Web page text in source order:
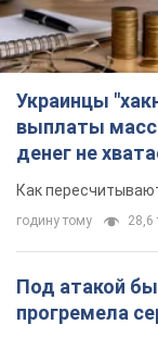
Украинцы
выплаты
денег не
Как
годину тому 28,6
Под атакой
прогремела